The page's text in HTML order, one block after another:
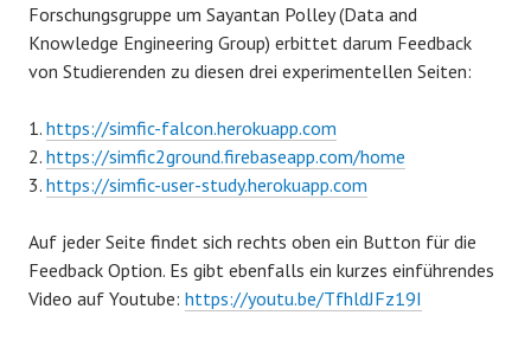
Forschungsgruppe um Sayantan Polley (Data and
Knowledge Engineering Group) erbittet darum Feedback
von Studierenden zu diesen drei experimentellen Seiten:
https://simfic-falcon.herokuapp.com
https://simfic2ground.firebaseapp.com/home
https://simfic-user-study.herokuapp.com
Auf jeder Seite findet sich rechts oben ein Button für die
Feedback Option. Es gibt ebenfalls ein kurzes einführendes
Video auf Youtube: https://youtu.be/TfhldJFz19I